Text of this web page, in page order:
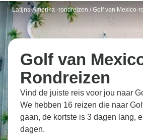
Latijns-Amerika -rondreizen / Golf van Mexico-
Golf van
Rondreizen
Vind de juiste reis voor jou naar
We hebben 16 reizen die naar
gaan, de kortste is 3 dagen lang,
dagen.